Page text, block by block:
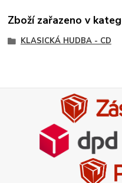
Zboží zařazeno v
KLASICKÁ HUDBA - CD